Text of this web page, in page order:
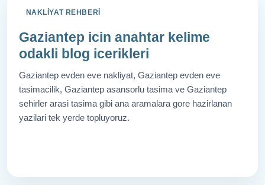
NAKLIYAT REHBERI
Gaziantep icin anahtar kelime
odakli blog icerikleri
Gaziantep evden eve nakliyat, Gaziantep evden eve
tasimacilik, Gaziantep asansorlu tasima ve Gaziantep
sehirler arasi tasima gibi ana aramalara gore hazirlanan
yazilari tek yerde topluyoruz.